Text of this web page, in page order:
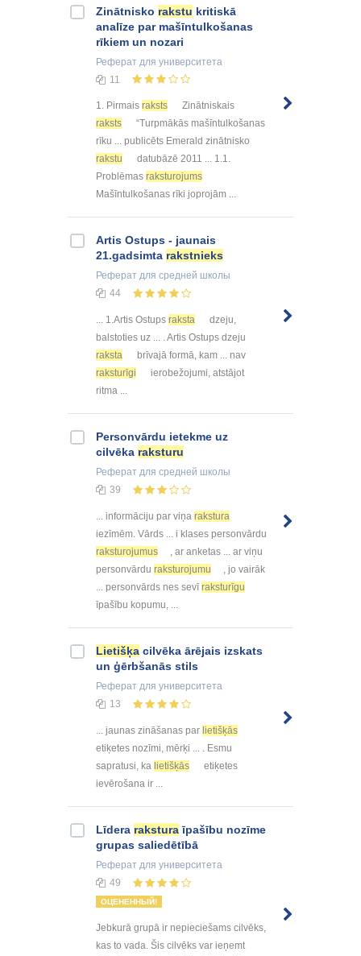
Zinātnisko rakstu kritiskā
analīze par mašīntulkošanas
rīkiem un nozari
Реферат для университета
11
1. Pirmais raksts
Zinātniskais
raksts
“Turpmākās mašīntulkošanas
rīku ... publicēts Emerald zinātnisko
rakstu
datubāzē 2011 ... 1.1.
Problēmas raksturojums
Mašīntulkošanas rīki joprojām ...
Artis Ostups - jaunais
21.gadsimta rakstnieks
Реферат для средней школы
44
... 1.Artis Ostups raksta
dzeju,
balstoties uz ... . Artis Ostups dzeju
raksta
brīvajā formā, kam ... nav
raksturīgi
ierobežojumi, atstājot
ritma ...
Personvārdu ietekme uz
cilvēka raksturu
Реферат для средней школы
39
... informāciju par viņa rakstura
iezīmēm. Vārds ... i klases personvārdu
raksturojumus
, ar anketas ... ar viņu
personvārdu raksturojumu
, jo vairāk
... personvārds nes sevīraksturīgu
īpašību kopumu, ...
Lietišķa cilvēka ārējais izskats
un ģērbšanās stils
Реферат для университета
13
... jaunas zināšanas par lietišķās
etiķetes nozīmi, mērķi ... . Esmu
sapratusi, ka lietišķās
etiķetes
ievērošana ir ...
Līdera raksturaīpašību nozīme
grupas saliedētībā
Реферат для университета
49
ОЦЕНЕННЫЙ!
Jebkurā grupā ir nepieciešams cilvēks,
kas to vada. Šis cilvēks var ieņemt